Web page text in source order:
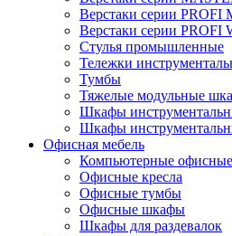
Верстаки серии PROFI
Верстаки серии PROFI
Стулья промышленные
Тележки
Тумбы
Тяжелые модульные
Шкафы
Шкафы
Офисная мебель
Компьютерные
Офисные кресла
Офисные тумбы
Офисные шкафы
Шкафы для раздевалок